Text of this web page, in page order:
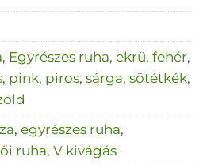
, Egyrészes ruha, ekrü, fehér,
, pink, piros, sárga, sötétkék,
, egyrészes ruha,
ruha, V kivágás